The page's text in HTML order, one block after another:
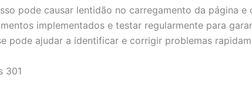
pode causar lentidão no carregamento da página
implementados e testar regularmente para
pode ajudar a identificar e corrigir problemas
301